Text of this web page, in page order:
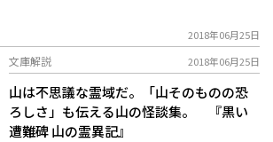
2018年06月25日
文庫解説 2018年06月25日
山は不思議な霊域だ。「山そのものの恐
ろしさ」も伝える山の怪談集。 『黒い
遭難碑 山の霊異記』